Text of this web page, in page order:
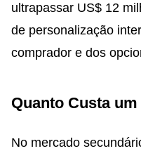
ultrapassar US$ 12
de personalização
comprador e dos
Quanto Custa
No mercado